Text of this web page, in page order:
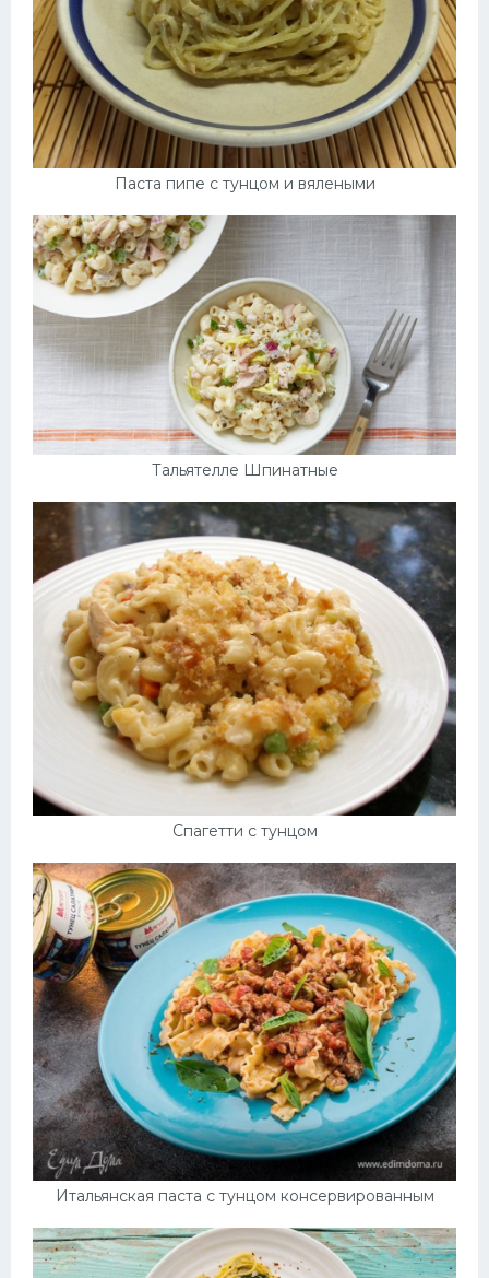
Паста пипе с тунцом и вялеными
Тальятелле Шпинатные
Спагетти с тунцом
Итальянская паста с тунцом консервированным